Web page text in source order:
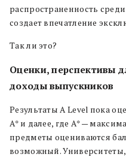
распространенность
создает впечатление
Так ли это?
Оценки, перспективы
доходы выпускников
Результаты A Level пока
А* и далее, где А* —
предметы оцениваются
возможный.